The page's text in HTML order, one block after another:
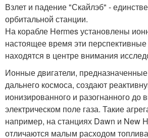
Взлет и падение "Скайлэб" -
орбитальной станции.
На корабле Hermes установлены
настоящее время эти перспективные
находятся в центре внимания
Ионные двигатели,
дальнего космоса, создают
ионизированного и разогнанного до
электрическом поле газа. Такие
например, на станциях Dawn и New
отличаются малым расходом